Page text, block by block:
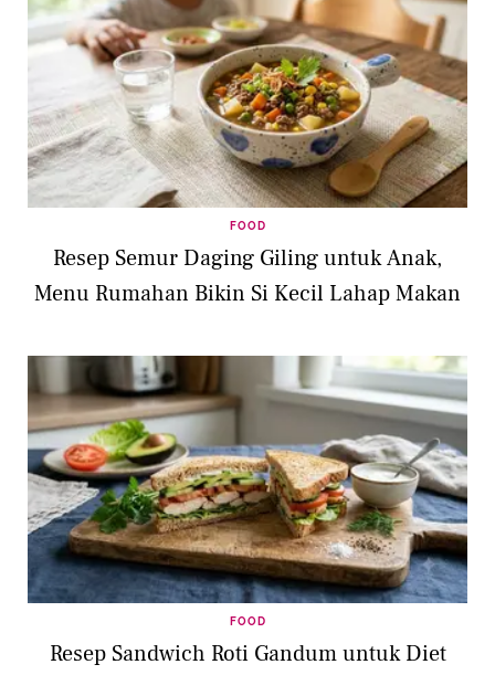
FOOD
Resep Semur Daging Giling untuk Anak,
Menu Rumahan Bikin Si Kecil Lahap Makan
FOOD
Resep Sandwich Roti Gandum untuk Diet